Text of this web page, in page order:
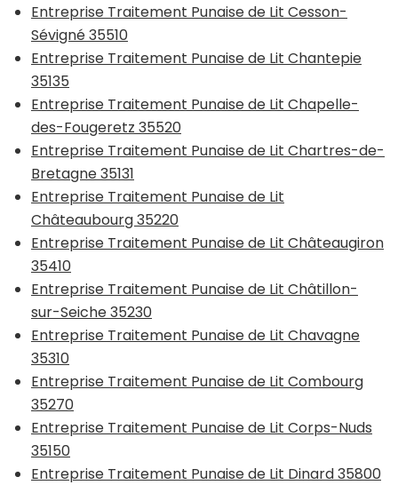
Entreprise Traitement Punaise de Lit Cesson-
Sévigné 35510
Entreprise Traitement Punaise de Lit Chantepie
35135
Entreprise Traitement Punaise de Lit Chapelle-
des-Fougeretz 35520
Entreprise Traitement Punaise de Lit Chartres-de-
Bretagne 35131
Entreprise Traitement Punaise de Lit
Châteaubourg 35220
Entreprise Traitement Punaise de Lit Châteaugiron
35410
Entreprise Traitement Punaise de Lit Châtillon-
sur-Seiche 35230
Entreprise Traitement Punaise de Lit Chavagne
35310
Entreprise Traitement Punaise de Lit Combourg
35270
Entreprise Traitement Punaise de Lit Corps-Nuds
35150
Entreprise Traitement Punaise de Lit Dinard 35800